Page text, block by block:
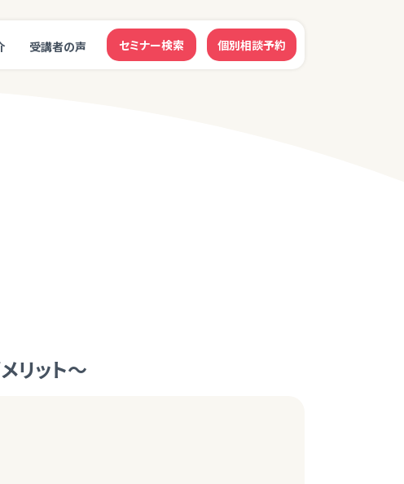
受講者の声 セミナー検索 個別相談予約
リット～